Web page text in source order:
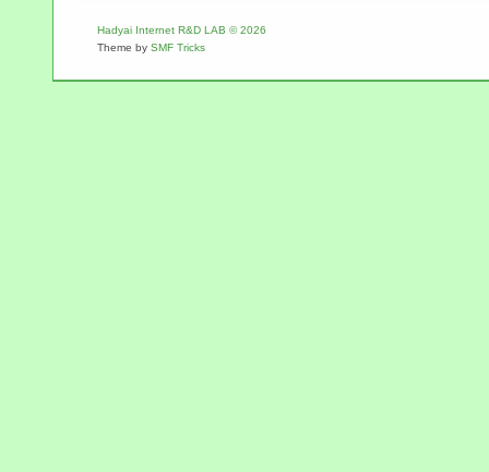
Hadyai Internet R&D LAB © 2026
Theme by SMF Tricks